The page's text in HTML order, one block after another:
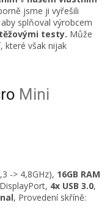
jsme ji vyřešili
splňoval výrobcem
testy. Může
které však nijak
Mini
-> 4,8GHz), 16GB RAM
DisplayPort, 4x USB 3.0,
, Provedení skříně: